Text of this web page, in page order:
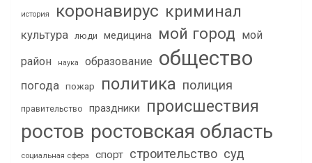
история коронавирус криминал
культура люди медицина мой город мой
район
наука образование общество
погода пожар политика полиция
правительство праздники происшествия
ростов ростовская область
социальная сфера спорт строительство суд